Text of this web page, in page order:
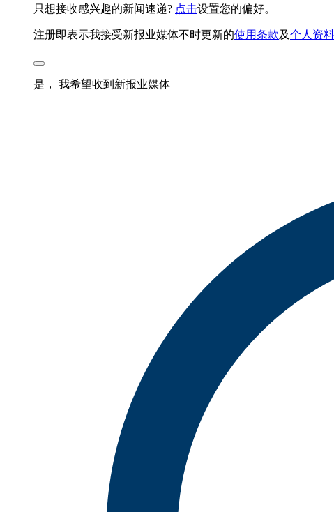
只想接收感兴趣的新闻速递? 点击设置您的偏好。
注册即表示我接受新报业媒体不时更新的使用条款及个人资
是， 我希望收到新报业媒体